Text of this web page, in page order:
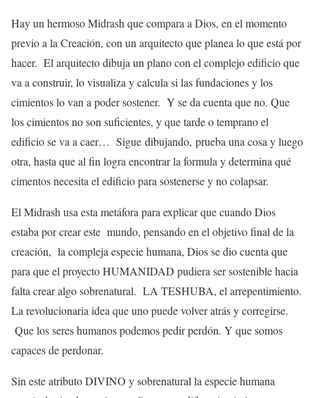
Hay un hermoso Midrash que compara a Dios, en el momento
previo a la Creación, con un arquitecto que planea lo que está por
hacer. El arquitecto dibuja un plano con el complejo edificio que
va a construir, lo visualiza y calcula si las fundaciones y los
cimientos lo van a poder sostener. Y se da cuenta que no. Que
los cimientos no son suficientes, y que tarde o temprano el
edificio se va a caer… Sigue dibujando, prueba una cosa y luego
otra, hasta que al fin logra encontrar la formula y determina qué
cimentos necesita el edificio para sostenerse y no colapsar.
El Midrash usa esta metáfora para explicar que cuando Dios
estaba por crear este mundo, pensando en el objetivo final de la
creación, la compleja especie humana, Dios se dio cuenta que
para que el proyecto HUMANIDAD pudiera ser sostenible hacia
falta crear algo sobrenatural. LA TESHUBA, el arrepentimiento.
La revolucionaria idea que uno puede volver atrás y corregirse.
Que los seres humanos podemos pedir perdón. Y que somos
capaces de perdonar.
Sin este atributo DIVINO y sobrenatural la especie humana